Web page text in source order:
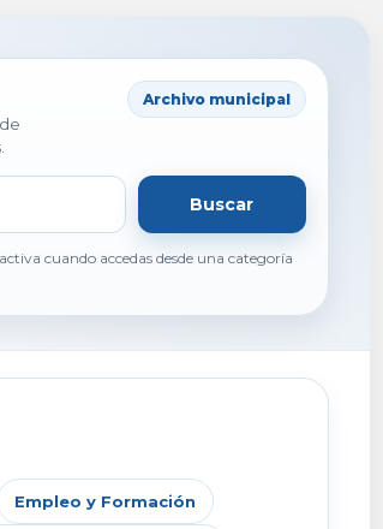
Archivo municipal
Buscar
cuando accedas desde una categoría
Empleo y Formación